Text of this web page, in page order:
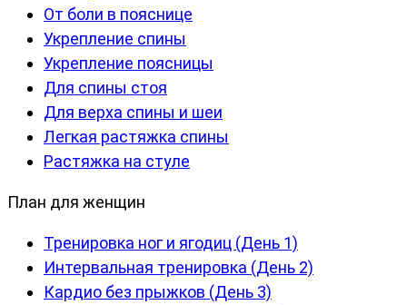
От боли в пояснице
Укрепление спины
Укрепление поясницы
Для спины стоя
Для верха спины и шеи
Легкая растяжка спины
Растяжка на стуле
План для женщин
Тренировка ног и ягодиц (День 1)
Интервальная тренировка (День 2)
Кардио без прыжков (День 3)